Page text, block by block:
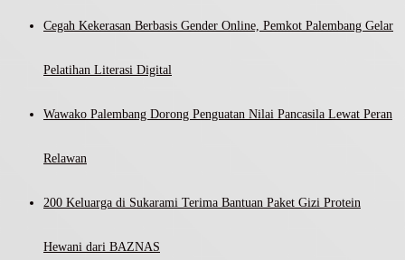
Cegah Kekerasan Berbasis Gender Online, Pemkot Palembang Gelar
Pelatihan Literasi Digital
Wawako Palembang Dorong Penguatan Nilai Pancasila Lewat Peran
Relawan
200 Keluarga di Sukarami Terima Bantuan Paket Gizi Protein
Hewani dari BAZNAS